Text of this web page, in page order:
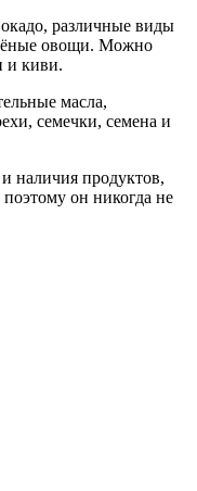
различные виды
овощи. Можно
и киви.
масла,
семечки, семена и
наличия продуктов,
поэтому он никогда не